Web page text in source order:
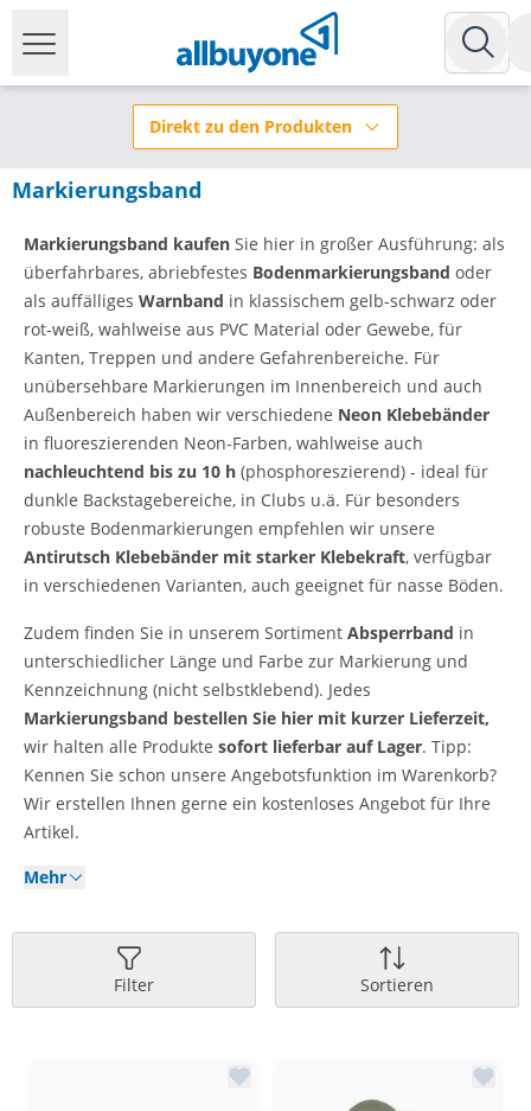
Direkt zu den Produkten
Markierungsband
Markierungsband kaufen Sie hier in großer Ausführung: als
überfahrbares, abriebfestes Bodenmarkierungsband oder
als auffälliges Warnband in klassischem gelb-schwarz oder
rot-weiß, wahlweise aus PVC Material oder Gewebe, für
Kanten, Treppen und andere Gefahrenbereiche. Für
unübersehbare Markierungen im Innenbereich und auch
Außenbereich haben wir verschiedene Neon Klebebänder
in fluoreszierenden Neon-Farben, wahlweise auch
nachleuchtend bis zu 10 h (phosphoreszierend) - ideal für
dunkle Backstagebereiche, in Clubs u.ä. Für besonders
robuste Bodenmarkierungen empfehlen wir unsere
Antirutsch Klebebänder mit starker Klebekraft, verfügbar
in verschiedenen Varianten, auch geeignet für nasse Böden.
Zudem finden Sie in unserem Sortiment Absperrband in
unterschiedlicher Länge und Farbe zur Markierung und
Kennzeichnung (nicht selbstklebend). Jedes
Markierungsband bestellen Sie hier mit kurzer Lieferzeit,
wir halten alle Produkte sofort lieferbar auf Lager. Tipp:
Kennen Sie schon unsere Angebotsfunktion im Warenkorb?
Wir erstellen Ihnen gerne ein kostenloses Angebot für Ihre
Artikel.
Mehr
Filter Sortieren